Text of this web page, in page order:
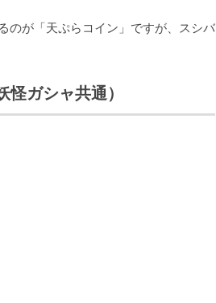
のが「天ぷらコイン」ですが、スシバ
ガシャ共通）